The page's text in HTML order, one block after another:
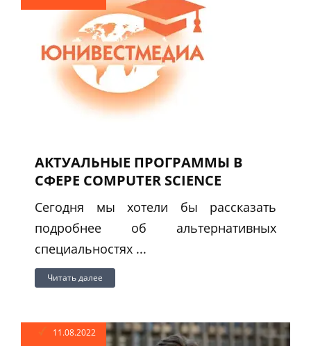
АКТУАЛЬНЫЕ ПРОГРАММЫ В
СФЕРЕ COMPUTER SCIENCE
Сегодня мы хотели бы рассказать
подробнее об альтернативных
специальностях ...
Читать далее
11.08.2022